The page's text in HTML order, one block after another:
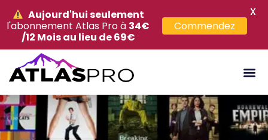
Aujourd'hui seulement
l'abonnement Atlas Pro à 34€
/12 Mois au lieu de 69€
Commendez
X